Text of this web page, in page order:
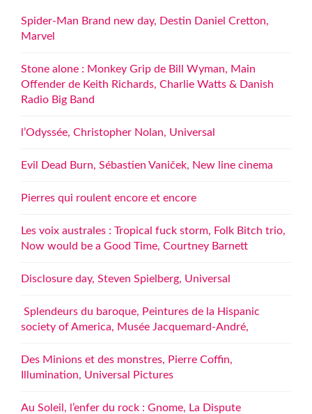
Spider-Man Brand new day, Destin Daniel Cretton,
Marvel
Stone alone : Monkey Grip de Bill Wyman, Main
Offender de Keith Richards, Charlie Watts & Danish
Radio Big Band
l’Odyssée, Christopher Nolan, Universal
Evil Dead Burn, Sébastien Vaniček, New line cinema
Pierres qui roulent encore et encore
Les voix australes : Tropical fuck storm, Folk Bitch trio,
Now would be a Good Time, Courtney Barnett
Disclosure day, Steven Spielberg, Universal
Splendeurs du baroque, Peintures de la Hispanic
society of America, Musée Jacquemard-André,
Des Minions et des monstres, Pierre Coffin,
Illumination, Universal Pictures
Au Soleil, l’enfer du rock : Gnome, La Dispute